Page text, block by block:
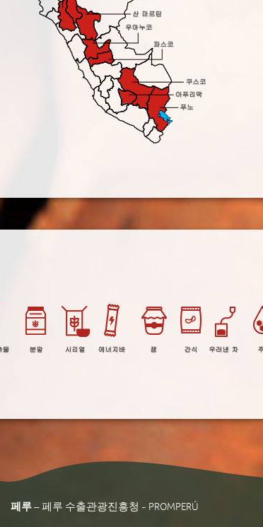
페루– 페루 수출관광진흥청 - PROMPERÚ